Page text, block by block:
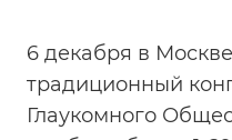
6 декабря в
традиционный
Глаукомного